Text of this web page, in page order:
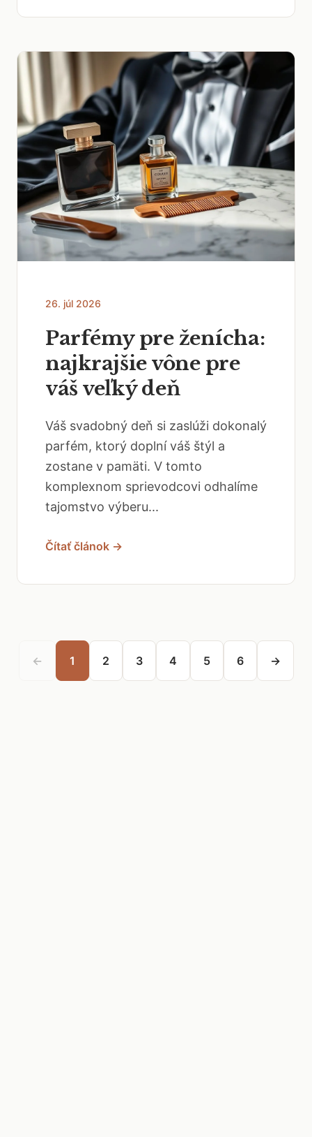
26. júl 2026
Parfémy pre ženícha:
najkrajšie vône pre
váš veľký deň
Váš svadobný deň si zaslúži dokonalý
parfém, ktorý doplní váš štýl a
zostane v pamäti. V tomto
komplexnom sprievodcovi odhalíme
tajomstvo výberu...
Čítať článok →
← 1 2 3 4 5 6 →